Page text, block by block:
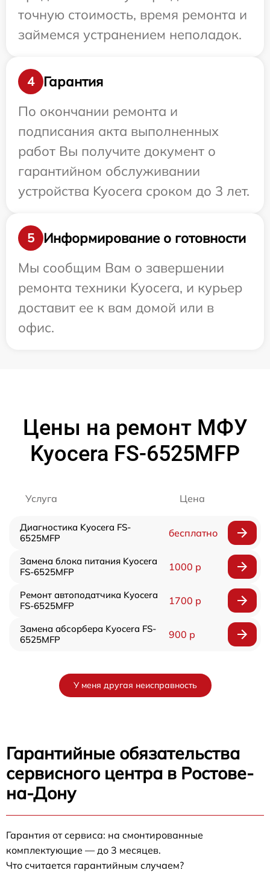
точную стоимость, время ремонта и
займемся устранением неполадок.
4
Гарантия
По окончании ремонта и
подписания акта выполненных
работ Вы получите документ о
гарантийном обслуживании
устройства Kyocera сроком до 3 лет.
5
Информирование о готовности
Мы сообщим Вам о завершении
ремонта техники Kyocera, и курьер
доставит ее к вам домой или в
офис.
Цены на ремонт МФУ
Kyocera FS-6525MFP
Услуга Цена
Диагностика Kyocera FS-
6525MFP
бесплатно
Замена блока питания Kyocera
FS-6525MFP
1000 р
Ремонт автоподатчика Kyocera
FS-6525MFP
1700 р
Замена абсорбера Kyocera FS-
6525MFP
900 р
У меня другая неисправность
Гарантийные обязательства
сервисного центра в Ростове-
на-Дону
Гарантия от сервиса: на смонтированные
комплектующие — до 3 месяцев.
Что считается гарантийным случаем?